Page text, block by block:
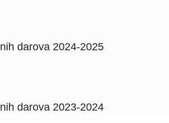
darova 2024-2025
darova 2023-2024